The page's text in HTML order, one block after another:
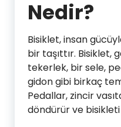
Nedir?
Bisiklet, insan
bir taşıttır. Bisiklet,
tekerlek, bir sele,
gidon gibi birkaç
Pedallar, zincir
döndürür ve